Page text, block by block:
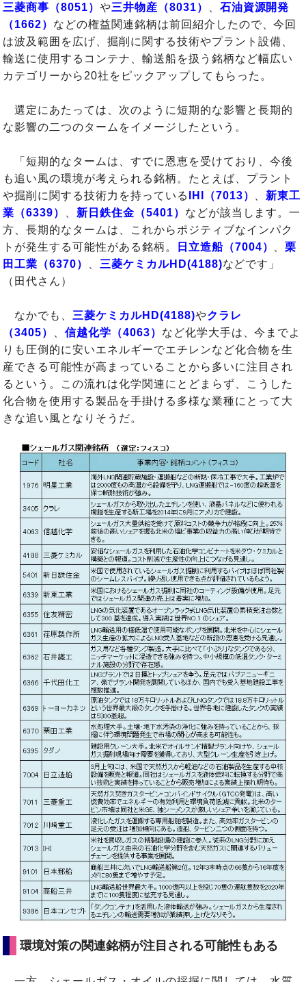
三菱商事（8051）や三井物産（8031）
石油資源開発
（1662） などの権益関連銘柄は前回紹介したので、今回
は波及範囲を広げ、掘削に関する技術やプラント設備、
輸送に使用するコンテナ、輸送船を扱う銘柄など幅広い
カテゴリーから20社をピックアップしてもらった。
選定にあたっては、次のように短期的な影響と長期的
な影響の二つのタームをイメージしたという。
「短期的なタームは、すでに恩恵を受けており、今後
も追い風の環境が考えられる銘柄。たとえば、プラント
や掘削に関する技術力を持っている
IHI（7013）
新東工
業（6339）
新日鉄住金（5401） などが該当します。一
方、長期的なタームは、これからポジティブなインパク
トが発生する可能性がある銘柄。
日立造船（7004） 、栗
田工業（6370）
三菱ケミカルHD(4188)などです」
（田代さん）
なかでも、 三菱ケミカルHD(4188)やクラレ
（3405）
、信越化学（4063） など化学大手は、今までよ
りも圧倒的に安いエネルギーでエチレンなど化合物を生
産できる可能性が高まっていることから多いに注目され
るという。この流れは化学関連にとどまらず、こうした
化合物を使用する製品を手掛ける多様な業種にとって大
きな追い風となりそうだ。
環境対策の関連銘柄が注目される可能性もある